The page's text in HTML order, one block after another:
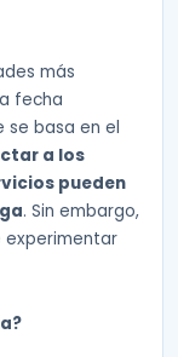
más
fecha
se basa en el
a los
pueden
. Sin embargo,
experimentar